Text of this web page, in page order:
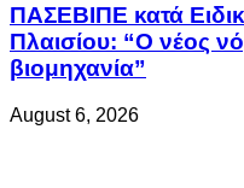
ΠΑΣΕΒΙΠΕ κατά
Πλαισίου: “Ο νέος
βιομηχανία”
August 6, 2026